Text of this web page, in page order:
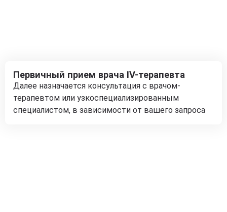
Первичный прием врача IV-терапевта
Далее назначается консультация с врачом-
терапевтом или узкоспециализированным
специалистом, в зависимости от вашего запроса